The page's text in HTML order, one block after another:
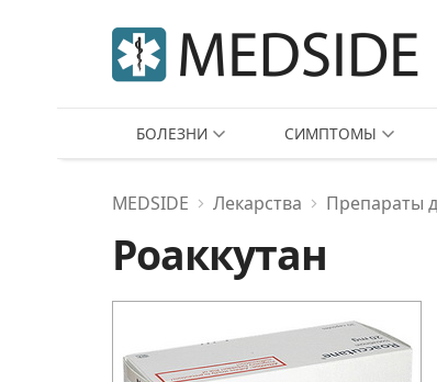
БОЛЕЗНИ СИМПТОМЫ
MEDSIDE Лекарства Препараты
Роаккутан